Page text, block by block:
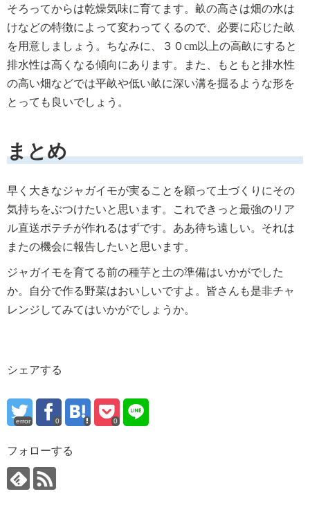
そろってからは乾燥気味に育てます。畝の高さは畑の水は
けなどの特徴によって変わってくるので、必要に応じた畝
を用意しましょう。ちなみに、３０cm以上の高畝にすると
排水性は高くなる傾向にあります。また、もともと排水性
の高い畑などでは平畝や低い畝に深い溝を掘るような形を
とっても良いでしょう。
まとめ
早く大きなジャガイモが実ることを願って土づくりにその
気持ちをぶつけたいと思います。これできっと最強のリア
ル直送ポテチが作れるはずです。ああ待ち遠しい。それは
またの機会に報告したいと思います。
ジャガイモを育てる前の種芋と土の準備はいかがでした
か。自分で作る野菜はおいしいですよ。皆さんも是非チャ
レンジしてみてはいかがでしょうか。
シェアする
error 0 0
フォローする